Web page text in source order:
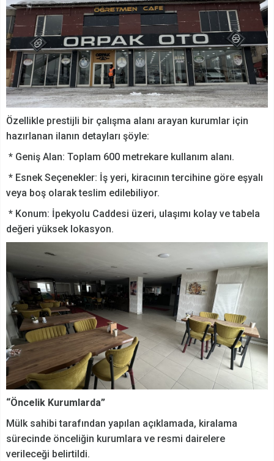
Özellikle prestijli bir çalışma alanı arayan kurumlar için
hazırlanan ilanın detayları şöyle:
* Geniş Alan: Toplam 600 metrekare kullanım alanı.
* Esnek Seçenekler: İş yeri, kiracının tercihine göre eşyalı
veya boş olarak teslim edilebiliyor.
* Konum: İpekyolu Caddesi üzeri, ulaşımı kolay ve tabela
değeri yüksek lokasyon.
“Öncelik Kurumlarda”
Mülk sahibi tarafından yapılan açıklamada, kiralama
sürecinde önceliğin kurumlara ve resmi dairelere
verileceği belirtildi.